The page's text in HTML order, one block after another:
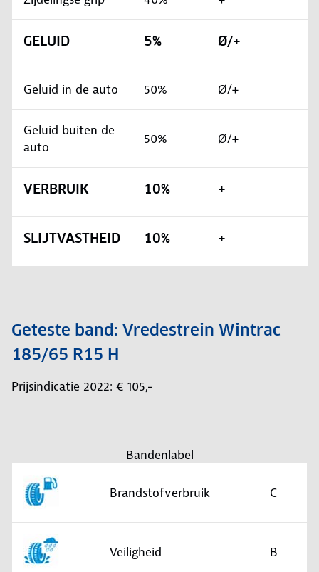
GELUID 5% Ø/+
Geluid in de auto 50% Ø/+
Geluid buiten de
auto
50% Ø/+
VERBRUIK 10% +
SLIJTVASTHEID 10% +
Geteste band: Vredestrein Wintrac
185/65 R15 H
Prijsindicatie 2022: € 105,-
Bandenlabel
Brandstofverbruik C
Veiligheid B